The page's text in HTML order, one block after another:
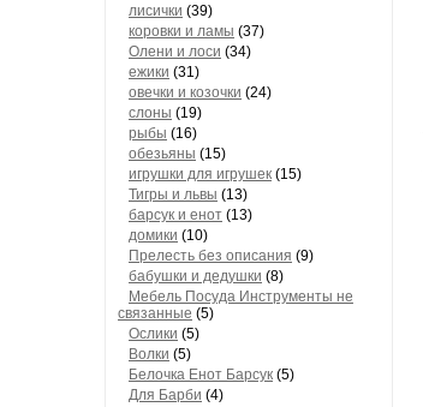
лисички (39)
коровки и ламы (37)
Олени и лоси (34)
ежики (31)
овечки и козочки (24)
слоны (19)
рыбы (16)
обезьяны (15)
игрушки для игрушек (15)
Тигры и львы (13)
барсук и енот (13)
домики (10)
Прелесть без описания (9)
бабушки и дедушки (8)
Мебель Посуда Инструменты не
связанные (5)
Ослики (5)
Волки (5)
Белочка Енот Барсук (5)
Для Барби (4)